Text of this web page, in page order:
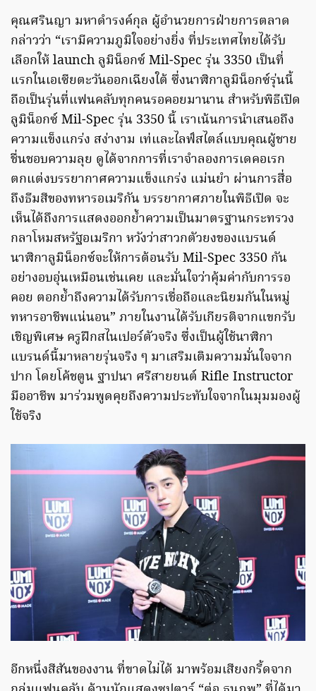
คุณศรินญา มหาดำรงค์กุล ผู้อำนวยการฝ่ายการตลาด
กล่าวว่า “เรามีความภูมิใจอย่างยิ่ง ที่ประเทศไทยได้รับ
เลือกให้ launch ลูมิน็อกซ์ Mil-Spec รุ่น 3350 เป็นที่
แรกในเอเซียตะวันออกเฉียงใต้ ซึ่งนาฬิกาลูมิน็อกซ์รุ่นนี้
ถือเป็นรุ่นที่แฟนคลับทุกคนรอคอยมานาน สำหรับพิธีเปิด
ลูมิน็อกซ์ Mil-Spec รุ่น 3350 นี้ เราเน้นการนำเสนอถึง
ความแข็งแกร่ง สง่างาม เท่และไลฟ์สไตล์แบบคุณผู้ชาย
ชื่นชอบความลุย ดูได้จากการที่เราจำลองการเดคอเรก
ตกแต่งบรรยากาศความแข็งแกร่ง แม่นยำ ผ่านการสื่อ
ถึงธีมสีของทหารอเมริกัน บรรยากาศภายในพิธีเปิด จะ
เห็นได้ถึงการแสดงออกย้ำความเป็นมาตรฐานกระทรวง
กลาโหมสหรัฐอเมริกา หวังว่าสาวกตัวยงของแบรนด์
นาฬิกาลูมิน็อกซ์จะให้การต้อนรับ Mil-Spec 3350 กัน
อย่างอบอุ่นเหมือนเช่นเคย และมั่นใจว่าคุ้มค่ากับการรอ
คอย ตอกย้ำถึงความได้รับการเชื่อถือและนิยมกันในหมู่
ทหารอาชีพแน่นอน” ภายในงานได้รับเกียรติจากแขกรับ
เชิญพิเศษ ครูฝึกสไนเปอร์ตัวจริง ซึ่งเป็นผู้ใช้นาฬิกา
แบรนด์นี้มาหลายรุ่นจริง ๆ มาเสริมเติมความมั่นใจจาก
ปาก โดยโค้ชตูน ฐาปนา ศรีสายยนต์ Rifle Instructor
มืออาชีพ มาร่วมพูดคุยถึงความประทับใจจากในมุมมองผู้
ใช้จริง
อีกหนึ่งสีสันของงาน ที่ขาดไม่ได้ มาพร้อมเสียงกรี้ดจาก